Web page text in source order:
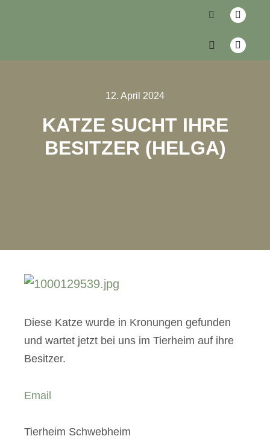
12. April 2024
KATZE SUCHT IHRE
BESITZER (HELGA)
Diese Katze wurde in Kronungen gefunden
und wartet jetzt bei uns im Tierheim auf ihre
Besitzer.
Email
Tierheim Schwebheim